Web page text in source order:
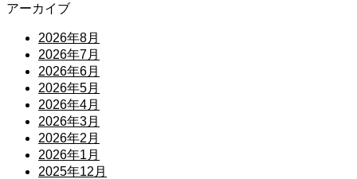
アーカイブ
2026年8月
2026年7月
2026年6月
2026年5月
2026年4月
2026年3月
2026年2月
2026年1月
2025年12月